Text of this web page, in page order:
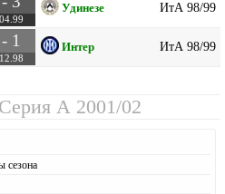
Удинезе ИтА 98/99
1 Интер ИтА 98/99
Серия А 2001/02
сезона